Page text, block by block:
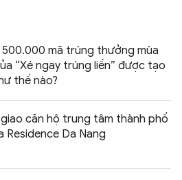
500.000 mã trúng thưởng mùa
“Xé ngay trúng liền” được tạo
thế nào?
giao căn hộ trung tâm thành phố
Residence Da Nang